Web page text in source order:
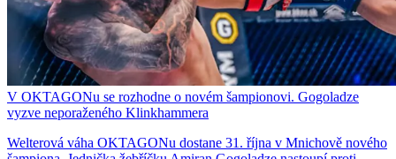
V OKTAGONu se rozhodne o novém šampionovi. Gogoladze
vyzve neporaženého Klinkhammera
Welterová váha OKTAGONu dostane 31. října v Mnichově nového